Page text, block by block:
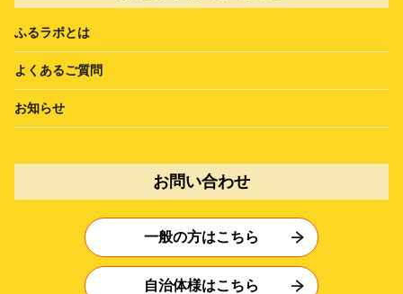
ふるラボとは
よくあるご質問
お知らせ
お問い合わせ
一般の方はこちら
自治体様はこちら